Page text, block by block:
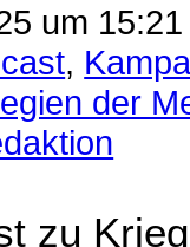
um
,
der
zu